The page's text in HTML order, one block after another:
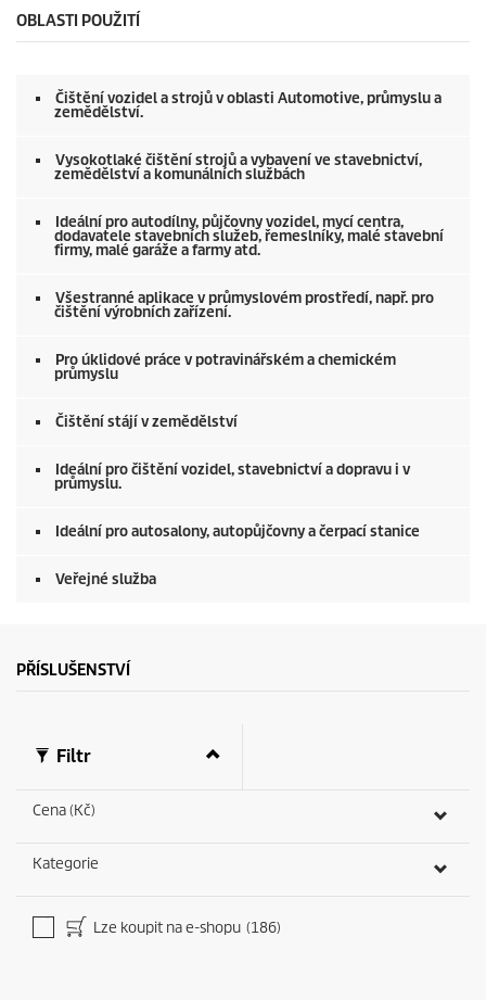
OBLASTI POUŽITÍ
Čištění vozidel a strojů v oblasti Automotive, průmyslu a
zemědělství.
Vysokotlaké čištění strojů a vybavení ve stavebnictví,
zemědělství a komunálních službách
Ideální pro autodílny, půjčovny vozidel, mycí centra,
dodavatele stavebních služeb, řemeslníky, malé stavební
firmy, malé garáže a farmy atd.
Všestranné aplikace v průmyslovém prostředí, např. pro
čištění výrobních zařízení.
Pro úklidové práce v potravinářském a chemickém
průmyslu
Čištění stájí v zemědělství
Ideální pro čištění vozidel, stavebnictví a dopravu i v
průmyslu.
Ideální pro autosalony, autopůjčovny a čerpací stanice
Veřejné služba
PŘÍSLUŠENSTVÍ
Filtr
Cena (Kč)
Kategorie
Lze koupit na e-shopu (186)